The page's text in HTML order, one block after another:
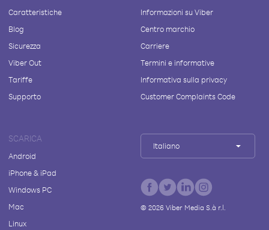
Caratteristiche
Blog
Sicurezza
Viber Out
Tariffe
Supporto
Informazioni su Viber
Centro marchio
Carriere
Termini e informative
Informativa sulla privacy
Customer Complaints Code
SCARICA
Android
iPhone & iPad
Windows PC
Mac
Linux
Italiano
© 2026Viber Media S.à r.l.